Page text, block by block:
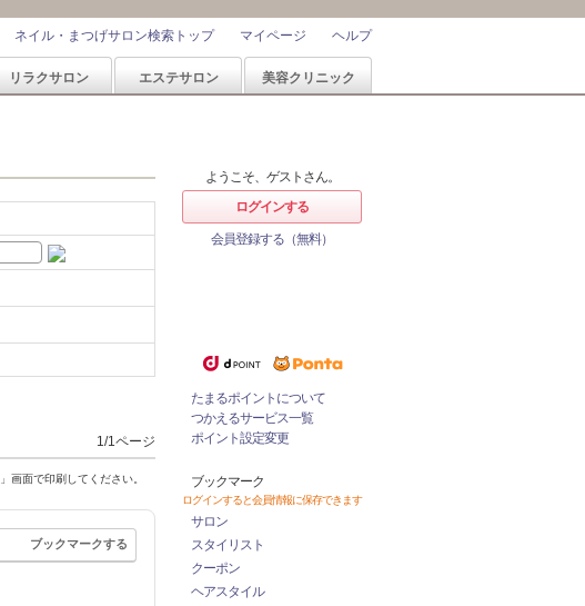
ヘルプ
マイページ
ネイル・まつげサロン検索トップ
リラクサロン エステサロン 美容クリニック
1/1ページ
画面で印刷してください。
ブックマークする
ようこそ、ゲストさん。
ログインする
会員登録する（無料）
たまるポイントについて
つかえるサービス一覧
ポイント設定変更
ブックマーク
ログインすると会員情報に保存できます
サロン
スタイリスト
クーポン
ヘアスタイル